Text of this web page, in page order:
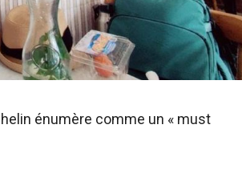
énumère comme un « must